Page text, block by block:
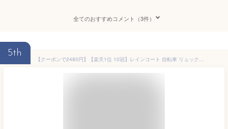
全てのおすすめコメント（3件）
5th
【クーポンで2480円】【楽天1位 10冠】レインコート 自転車 リュック対応 レディース メンズ ポンチョ ロング丈 カッパ 二重ツバ 通勤 通学 顔が濡れない おしゃれ 防水 撥水 軽い 蒸れない バイク 梅雨 台風 防災 雪 雨具 送迎 保育園 中学生 高校生 レインウェア